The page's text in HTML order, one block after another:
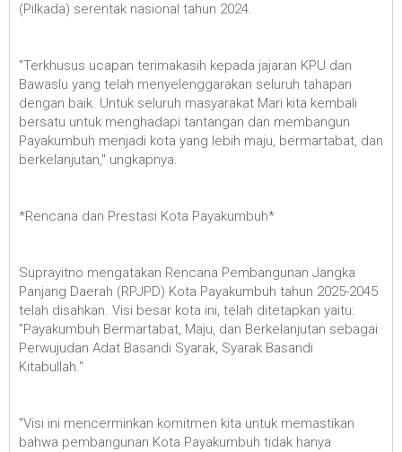
(Pilkada) serentak nasional tahun 2024.
"Terkhusus ucapan terimakasih kepada jajaran KPU dan
Bawaslu yang telah menyelenggarakan seluruh tahapan
dengan baik. Untuk seluruh masyarakat Mari kita kembali
bersatu untuk menghadapi tantangan dan membangun
Payakumbuh menjadi kota yang lebih maju, bermartabat, dan
berkelanjutan," ungkapnya.
*Rencana dan Prestasi Kota Payakumbuh*
Suprayitno mengatakan Rencana Pembangunan Jangka
Panjang Daerah (RPJPD) Kota Payakumbuh tahun 2025-2045
telah disahkan. Visi besar kota ini, telah ditetapkan yaitu:
"Payakumbuh Bermartabat, Maju, dan Berkelanjutan sebagai
Perwujudan Adat Basandi Syarak, Syarak Basandi
Kitabullah."
"Visi ini mencerminkan komitmen kita untuk memastikan
bahwa pembangunan Kota Payakumbuh tidak hanya